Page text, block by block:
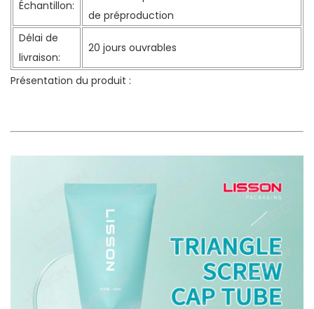
Échantillon:
de préproduction
Délai de
livraison:
20 jours ouvrables
Présentation du produit :